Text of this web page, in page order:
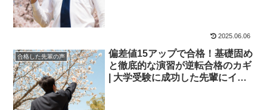
2025.06.06
合格した先輩の声
偏差値15アップで合格！基礎固め
と徹底的な演習が逆転合格のカギ
| 大学受験に成功した先輩にイン